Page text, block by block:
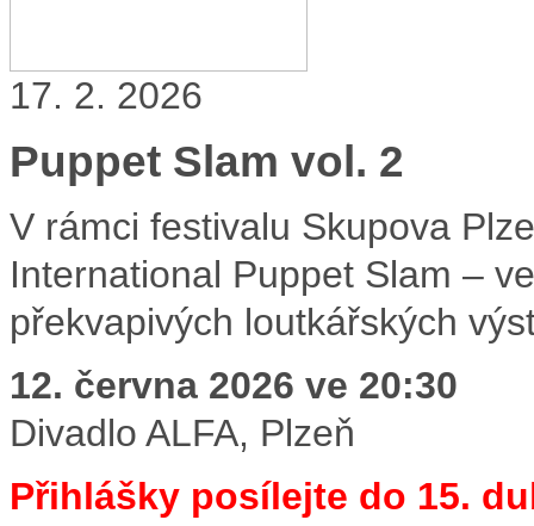
17. 2. 2026
Puppet Slam vol. 2
V rámci festivalu Skupova
International Puppet Slam –
překvapivých loutkářských
12. června 2026 ve 20:30
Divadlo ALFA, Plzeň
Přihlášky posílejte do 15.